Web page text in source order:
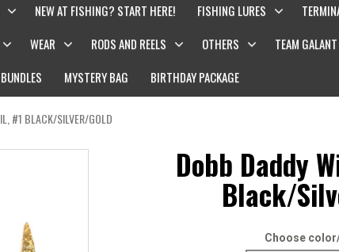
NEW AT FISHING? START HERE! FISHING LURES
WEAR RODS AND REELS OTHERS TEAM
MYSTERY BAG BIRTHDAY PACKAGE
#1 BLACK/SILVER/GOLD
Dobb Daddy
Black/
Choose